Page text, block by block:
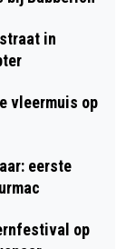
in
vleermuis op
eerste
op